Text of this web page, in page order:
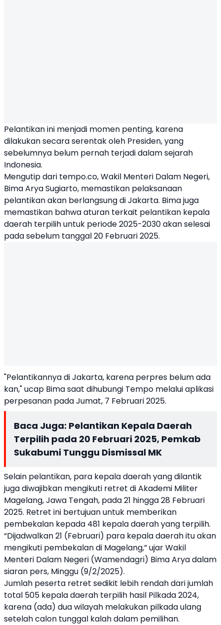
Pelantikan ini menjadi momen penting, karena
dilakukan secara serentak oleh Presiden, yang
sebelumnya belum pernah terjadi dalam sejarah
Indonesia.
Mengutip dari tempo.co, Wakil Menteri Dalam Negeri,
Bima Arya Sugiarto, memastikan pelaksanaan
pelantikan akan berlangsung di Jakarta. Bima juga
memastikan bahwa aturan terkait pelantikan kepala
daerah terpilih untuk periode 2025-2030 akan selesai
pada sebelum tanggal 20 Februari 2025.
"Pelantikannya di Jakarta, karena perpres belum ada
kan," ucap Bima saat dihubungi Tempo melalui aplikasi
perpesanan pada Jumat, 7 Februari 2025.
Baca Juga: Pelantikan Kepala Daerah
Terpilih pada 20 Februari 2025, Pemkab
Sukabumi Tunggu Dismissal MK
Selain pelantikan, para kepala daerah yang dilantik
juga diwajibkan mengikuti retret di Akademi Militer
Magelang, Jawa Tengah, pada 21 hingga 28 Februari
2025. Retret ini bertujuan untuk memberikan
pembekalan kepada 481 kepala daerah yang terpilih.
“Dijadwalkan 21 (Februari) para kepala daerah itu akan
mengikuti pembekalan di Magelang,” ujar Wakil
Menteri Dalam Negeri (Wamendagri) Bima Arya dalam
siaran pers, Minggu (9/2/2025).
Jumlah peserta retret sedikit lebih rendah dari jumlah
total 505 kepala daerah terpilih hasil Pilkada 2024,
karena (ada) dua wilayah melakukan pilkada ulang
setelah calon tunggal kalah dalam pemilihan.